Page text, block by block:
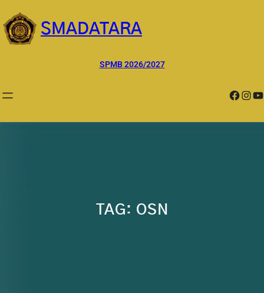
ke
konten
SMADATARA
SPMB 2026/2027
Facebook InstagramYouTube
TAG: OSN